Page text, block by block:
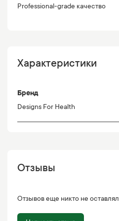
Professional-grade качество
Характеристики
Бренд
Designs For Health
Отзывы
Отзывов еще никто не оставлял